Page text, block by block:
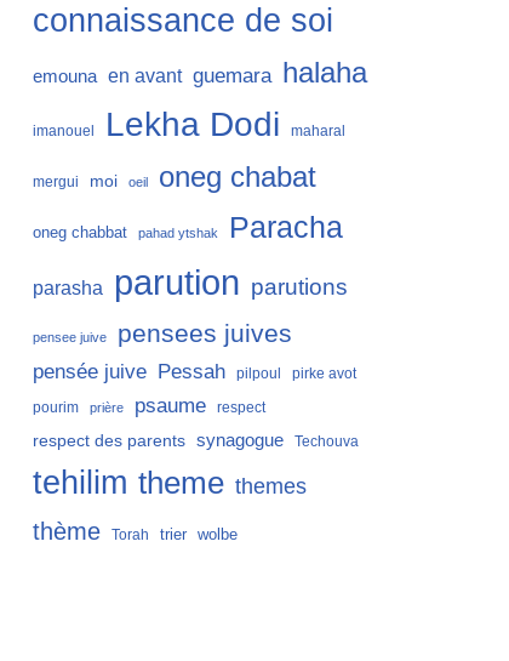
connaissance de soi
emouna en avant guemara halaha
imanouel Lekha Dodi maharal
mergui moi oeil oneg chabat
oneg chabbat pahad ytshak Paracha
parasha parution parutions
pensee juive pensees juives
pensée juive Pessah pilpoul
pirke avot
pourim
prière psaume respect
respect des parents synagogue Techouva
tehilim theme themes
thème Torah trier wolbe